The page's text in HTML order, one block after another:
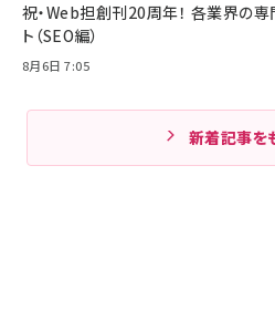
祝・Web担創刊20周年！ 各業界の
ト（SEO編）
8月6日 7:05
新着記事を